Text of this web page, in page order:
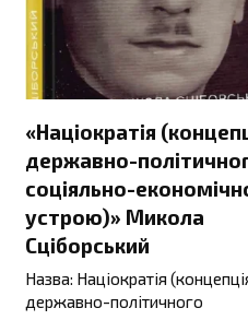
«Націократія
державно-
соціяльно-
устрою)» Микола
Сціборський
Назва: Націократія
державно-політичного